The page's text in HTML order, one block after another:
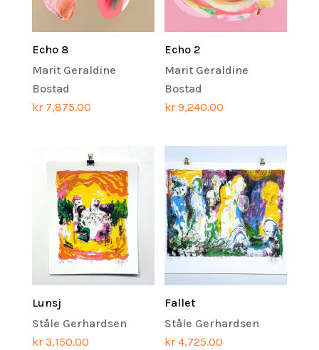
Echo 8
Marit Geraldine
Bostad
kr7,875.00
Echo 2
Marit Geraldine
Bostad
kr 9,240.00
Lunsj
Ståle Gerhardsen
kr3,150.00
Fallet
Ståle Gerhardsen
kr 4,725.00